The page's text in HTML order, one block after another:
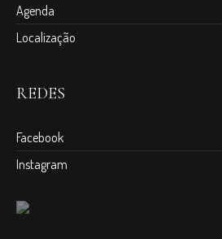
Agenda
Localização
REDES
Facebook
Instagram